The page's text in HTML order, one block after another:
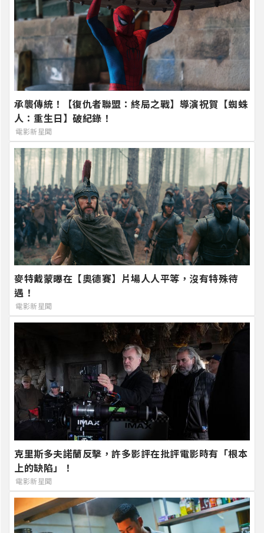
承襲傳統！【復仇者聯盟：終局之戰】導演祝賀【蜘蛛
人：重生日】破紀錄！
電影新星聞
麥特戴蒙曝在【奧德賽】片場人人平等，沒有特殊待
遇！
電影新星聞
克里斯多夫諾蘭反擊，許多影評在批評電影時有「根本
上的缺陷」！
電影新星聞